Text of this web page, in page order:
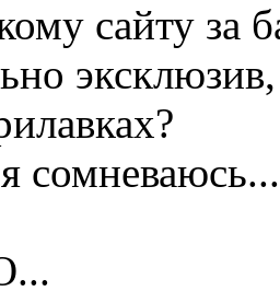
сайту за
сомневаюсь...